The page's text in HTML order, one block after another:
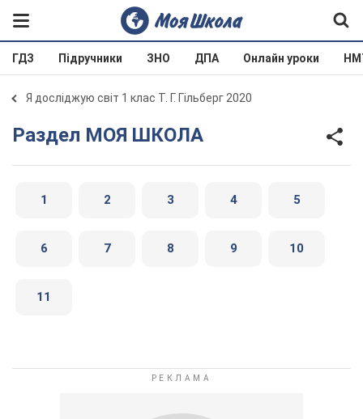
ГДЗ Підручники ЗНО ДПА Онлайн уроки
Я досліджую світ 1 клас Т. Г. Гільберг 2020
Раздел МОЯ ШКОЛА
1 2 3 4 5
6 7 8 9 10
11